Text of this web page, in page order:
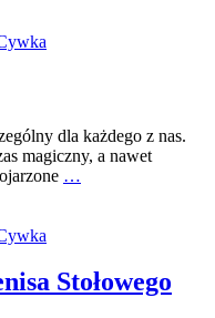
dla każdego z nas.
magiczny, a nawet
…
Stołowego